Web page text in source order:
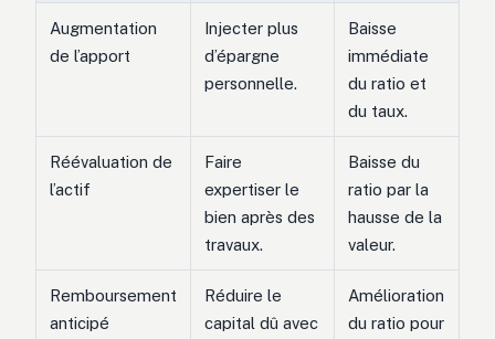
Augmentation
de l’apport
Injecter plus
d’épargne
personnelle.
Baisse
immédiate
du ratio et
du taux.
Réévaluation de
l’actif
Faire
expertiser le
bien après des
travaux.
Baisse du
ratio par la
hausse de la
valeur.
Remboursement
anticipé
Réduire le
capital dû avec
Amélioration
du ratio pour